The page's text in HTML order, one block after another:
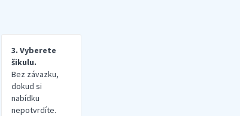
3. Vyberete
šikulu.
Bez závazku,
dokud si
nabídku
nepotvrdíte.